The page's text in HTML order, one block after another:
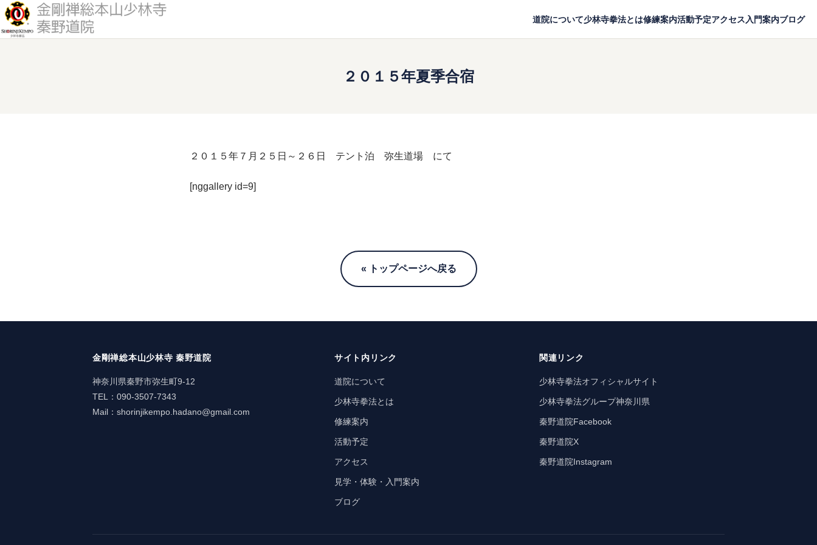
道院について少林寺拳法とは修練案内活動予定アクセス 入門案内ブログ
２０１５年夏季合宿
２０１５年７月２５日～２６日 テント泊 弥生道場 にて
[nggallery id=9]
« トップページへ戻る
金剛禅総本山少林寺 秦野道院
神奈川県秦野市弥生町9-12
TEL：090-3507-7343
Mail： shorinjikempo.hadano@gmail.com
サイト内リンク
道院について
少林寺拳法とは
修練案内
活動予定
アクセス
見学・体験・入門案内
ブログ
関連リンク
少林寺拳法オフィシャルサイト
少林寺拳法グループ神奈川県
秦野道院Facebook
秦野道院X
秦野道院Instagram